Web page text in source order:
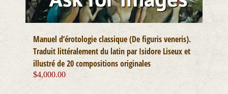
Manuel d’érotologie classique (De figuris veneris).
Traduit littéralement du latin par Isidore Liseux et
illustré de 20 compositions originales
$4,000.00